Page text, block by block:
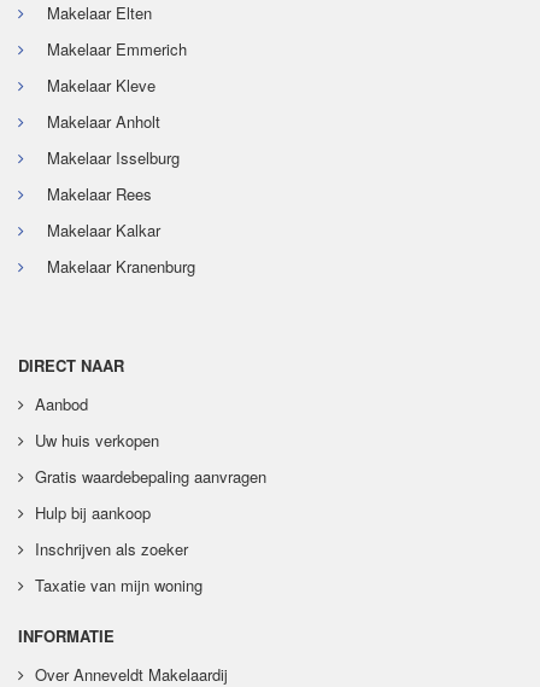
Makelaar Elten
Makelaar Emmerich
Makelaar Kleve
Makelaar Anholt
Makelaar Isselburg
Makelaar Rees
Makelaar Kalkar
Makelaar Kranenburg
DIRECT NAAR
Aanbod
Uw huis verkopen
Gratis waardebepaling aanvragen
Hulp bij aankoop
Inschrijven als zoeker
Taxatie van mijn woning
INFORMATIE
Over Anneveldt Makelaardij